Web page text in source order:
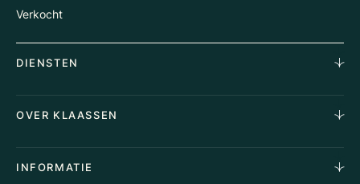
Verkocht
DIENSTEN
Aankoopopdracht
Stille verkoop
OVER KLAASSEN
INFORMATIE